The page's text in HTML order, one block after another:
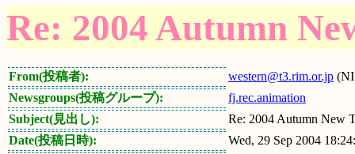
Re: 2004 Autumn
From(投稿者): western@t3.rim.or.jp
Newsgroups(投稿グループ):
fj.rec.animation
Subject(見出し):
Re: 2004 Autumn New
Date(投稿日時):
Wed, 29 Sep 2004